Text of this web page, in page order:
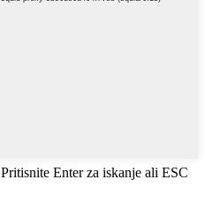
Pritisnite Enter za iskanje ali ESC